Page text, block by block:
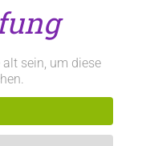
mit
gute Entscheidung,
Ayleen Lyschamaya
sein, um diese